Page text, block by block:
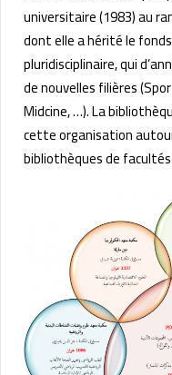
universitaire (1983) au
dont elle a hérité le
pluridisciplinaire, qui
de nouvelles filières
Midcine, …). La
cette organisation
bibliothèques de